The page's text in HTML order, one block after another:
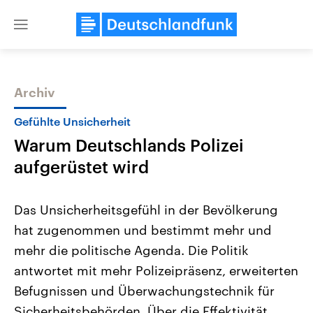
Close
Themen
Landtagswahl Sachsen-Anhalt
2026
Alle Informationen
Sachsen-Anhalt wählt am 6.
September 2026 einen neuen
Landtag. Seit 2021 wird das
Bundesland von einer Koalition aus
USA
Aktuelle Beiträge,
Hintergründe
Wirtschaftlich und
gehören die Vereinigten
den mächtigsten Ländern
mit großem Einfluss auf
Archiv
Gefühlte Unsicherheit
Warum Deutschlands Polizei
aufgerüstet wird
Das Unsicherheitsgefühl in der Bevölkerung
hat zugenommen und bestimmt mehr und
mehr die politische Agenda. Die Politik
antwortet mit mehr Polizeipräsenz, erweiterten
Befugnissen und Überwachungstechnik für